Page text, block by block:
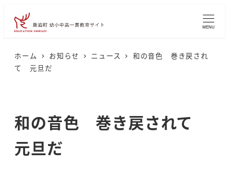
MENU
ホーム お知らせ ニュース
和の音色 巻き戻され
て 元旦だ
和の音色 巻き戻されて
元旦だ